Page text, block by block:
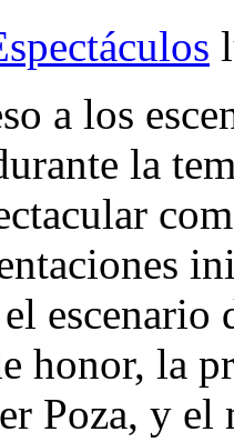
a los
la
honor, la
Poza, y